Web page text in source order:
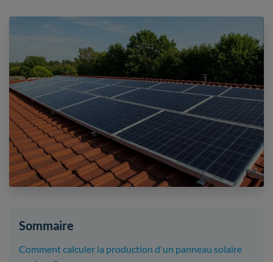
Sommaire
Comment calculer la production d'un panneau solaire